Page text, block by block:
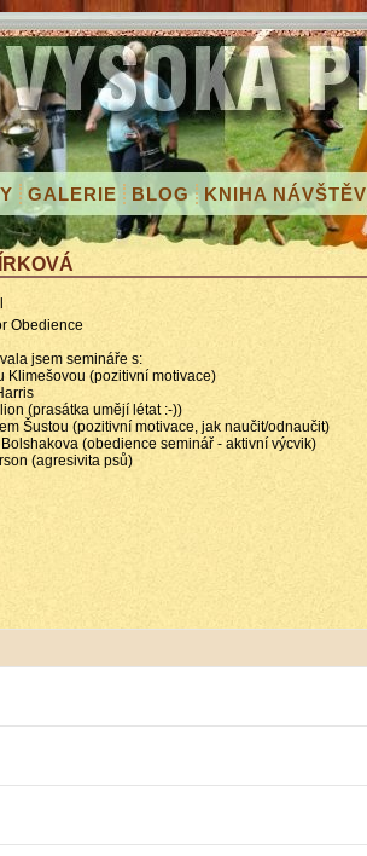
GALERIE BLOG KNIHA NÁVŠTĚV
Obedience
jsem semináře s:
Klimešovou (pozitivní motivace)
(prasátka umějí létat :-))
Šustou (pozitivní motivace, jak naučit/odnaučit)
(obedience seminář - aktivní výcvik)
(agresivita psů)